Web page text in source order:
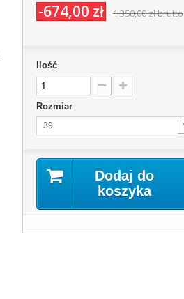
-674,00 zł 1 350,00 złbrutto
Ilość
Rozmiar
39
Dodaj do
koszyka